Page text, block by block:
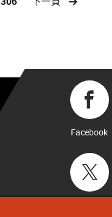
Facebook